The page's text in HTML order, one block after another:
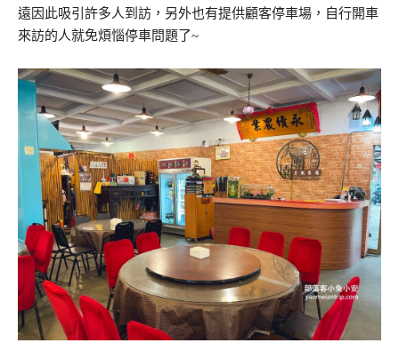
遠因此吸引許多人到訪，另外也有提供顧客停車場，自行開車
來訪的人就免煩惱停車問題了~